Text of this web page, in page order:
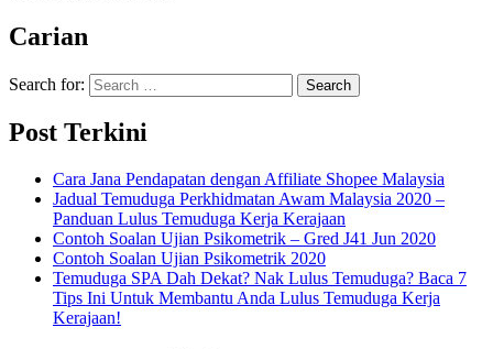
Carian
Search for:
Post Terkini
Cara Jana Pendapatan dengan Affiliate Shopee Malaysia
Jadual Temuduga Perkhidmatan Awam Malaysia 2020 –
Panduan Lulus Temuduga Kerja Kerajaan
Contoh Soalan Ujian Psikometrik – Gred J41 Jun 2020
Contoh Soalan Ujian Psikometrik 2020
Temuduga SPA Dah Dekat? Nak Lulus Temuduga? Baca 7
Tips Ini Untuk Membantu Anda Lulus Temuduga Kerja
Kerajaan!